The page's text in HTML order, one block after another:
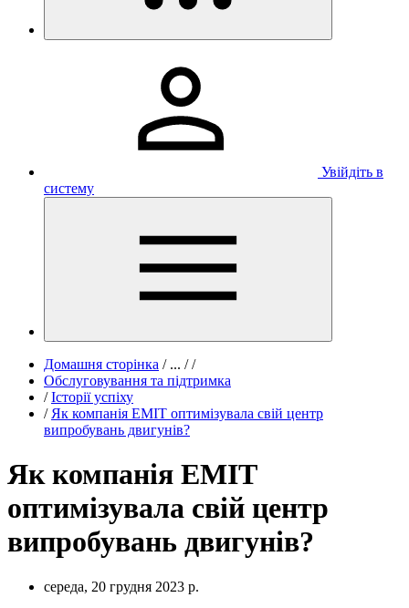
Увійдіть в
систему
Домашня сторінка /... / /
Обслуговування та підтримка
/ Історії успіху
/ Як компанія EMIT оптимізувала свій центр
випробувань двигунів?
Як компанія EMIT
оптимізувала свій центр
випробувань двигунів?
середа, 20 грудня 2023 р.